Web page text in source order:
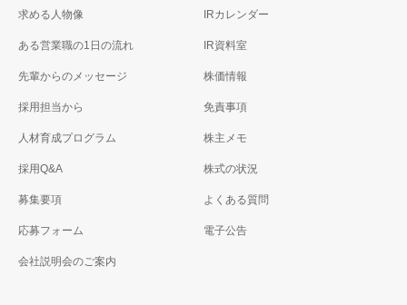
求める人物像
ある営業職の1日の流れ
先輩からのメッセージ
採用担当から
人材育成プログラム
採用Q&A
募集要項
応募フォーム
会社説明会のご案内
IRカレンダー
IR資料室
株価情報
免責事項
株主メモ
株式の状況
よくある質問
電子公告